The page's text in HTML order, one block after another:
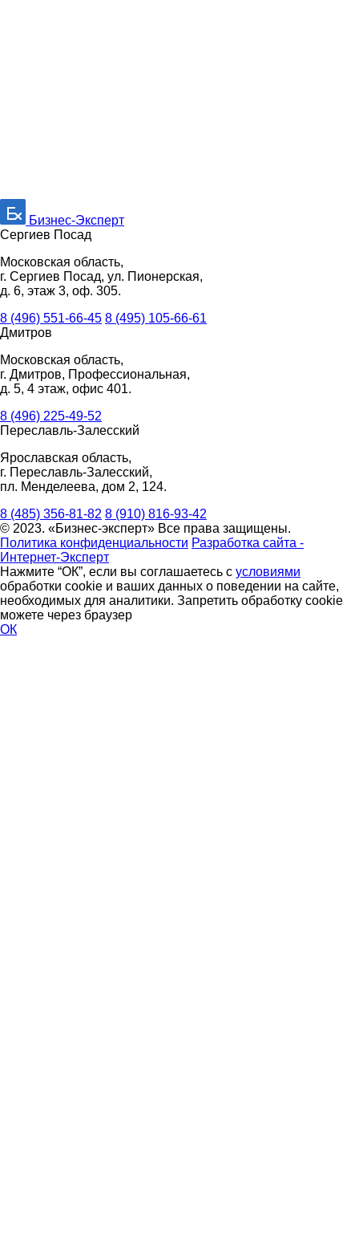
Бизнес-Эксперт
Сергиев Посад
Московская область,
г. Сергиев Посад, ул. Пионерская,
д. 6, этаж 3, оф. 305.
8 (496) 551-66-45 8 (495) 105-66-61
Дмитров
Московская область,
г. Дмитров, Профессиональная,
д. 5, 4 этаж, офис 401.
8 (496) 225-49-52
Переславль-Залесский
Ярославская область,
г. Переславль-Залесский,
пл. Менделеева, дом 2, 124.
8 (485) 356-81-82 8 (910) 816-93-42
© 2023. «Бизнес-эксперт» Все права защищены.
Политика конфиденциальности Разработка сайта -
Интернет-Эксперт
Нажмите “ОК”, если вы соглашаетесь с условиями
обработки cookie и ваших данных о поведении на сайте,
необходимых для аналитики. Запретить обработку cookie
можете через браузер
ОК